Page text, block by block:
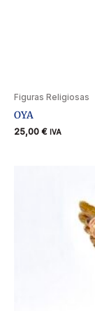
Figuras Religiosas
OYA
25,00 € IVA